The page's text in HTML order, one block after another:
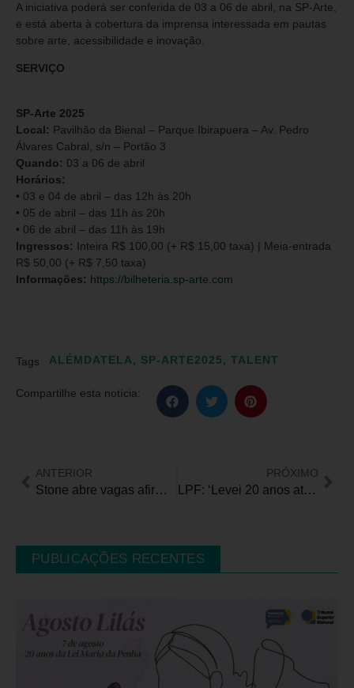
A iniciativa poderá ser conferida de 03 a 06 de abril, na SP-Arte,
e está aberta à cobertura da imprensa interessada em pautas
sobre arte, acessibilidade e inovação.
SERVIÇO
SP-Arte 2025
Local: Pavilhão da Bienal – Parque Ibirapuera – Av. Pedro
Álvares Cabral, s/n – Portão 3
Quando: 03 a 06 de abril
Horários:
• 03 e 04 de abril – das 12h às 20h
• 05 de abril – das 11h às 20h
• 06 de abril – das 11h às 19h
Ingressos: Inteira R$ 100,00 (+ R$ 15,00 taxa) | Meia-entrada
R$ 50,00 (+ R$ 7,50 taxa)
Informações: https://bilheteria.sp-arte.com
Tags ALÉMDATELA, SP-ARTE2025, TALENT
Compartilhe esta notícia:
ANTERIOR
Stone abre vagas afirmativas para pessoas com deficiência em São Paulo
PRÓXIMO
LPF: ‘Levei 20 anos até chegar ao diagnóstico de uma doença genética rara. Eu sentia que meu pâncreas estava morrendo’
PUBLICAÇÕES RECENTES